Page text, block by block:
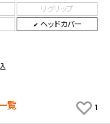
リグリップ
ヘッドカバー
覧 1